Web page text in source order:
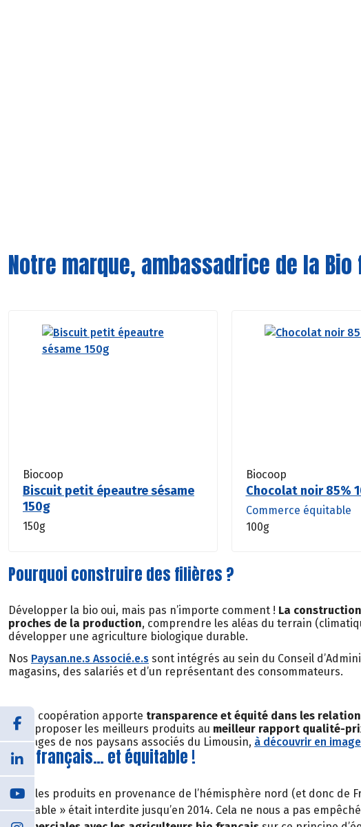
Notre marque, ambassadrice de la
Biocoop
Biscuit petit épeautre sésame
150g
150g
Biocoop
Chocolat noir 85%
Commerce équitable
100g
Pourquoi construire des filières ?
Développer la bio oui, mais pas n’importe comment ! La
proches de la production, comprendre les aléas du terrain
développer une agriculture biologique durable.
Nos Paysan.ne.s Associé.e.s sont intégrés au sein du Conseil
magasins, des salariés et d’un représentant des consommateurs.
Cette coopération apporte transparence et équité dans les
vous proposer les meilleurs produits au meilleur rapport qualité-
sauvages de nos paysans associés du Limousin, à découvrir en
Bio, français… et équitable !
Pour les produits en provenance de l’hémisphère nord (et donc de
équitable » était interdite jusqu’en 2014. Cela ne nous a pas